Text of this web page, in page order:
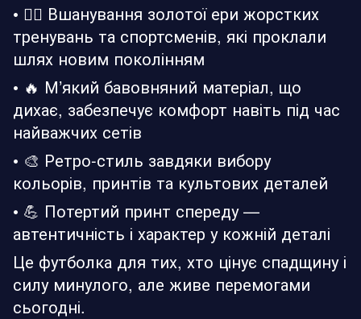
• 🏋️‍♂️ Вшанування золотої ери жорстких
тренувань та спортсменів, які проклали
шлях новим поколінням
• 🔥 М’який бавовняний матеріал, що
дихає, забезпечує комфорт навіть під час
найважчих сетів
• 🎨 Ретро-стиль завдяки вибору
кольорів, принтів та культових деталей
• 💪 Потертий принт спереду —
автентичність і характер у кожній деталі
Це футболка для тих, хто цінує спадщину і
силу минулого, але живе перемогами
сьогодні.